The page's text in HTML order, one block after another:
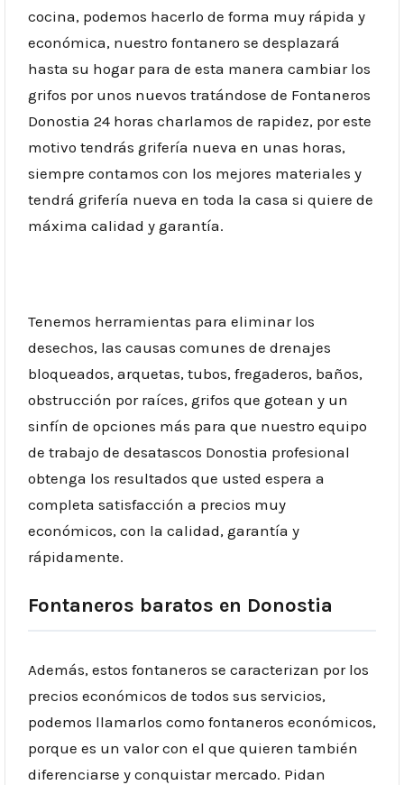
cocina, podemos hacerlo de forma muy rápida y
económica, nuestro fontanero se desplazará
hasta su hogar para de esta manera cambiar los
grifos por unos nuevos tratándose de Fontaneros
Donostia 24 horas charlamos de rapidez, por este
motivo tendrás grifería nueva en unas horas,
siempre contamos con los mejores materiales y
tendrá grifería nueva en toda la casa si quiere de
máxima calidad y garantía.
Tenemos herramientas para eliminar los
desechos, las causas comunes de drenajes
bloqueados, arquetas, tubos, fregaderos, baños,
obstrucción por raíces, grifos que gotean y un
sinfín de opciones más para que nuestro equipo
de trabajo de desatascos Donostia profesional
obtenga los resultados que usted espera a
completa satisfacción a precios muy
económicos, con la calidad, garantía y
rápidamente.
Fontaneros baratos en Donostia
Además, estos fontaneros se caracterizan por los
precios económicos de todos sus servicios,
podemos llamarlos como fontaneros económicos,
porque es un valor con el que quieren también
diferenciarse y conquistar mercado. Pidan